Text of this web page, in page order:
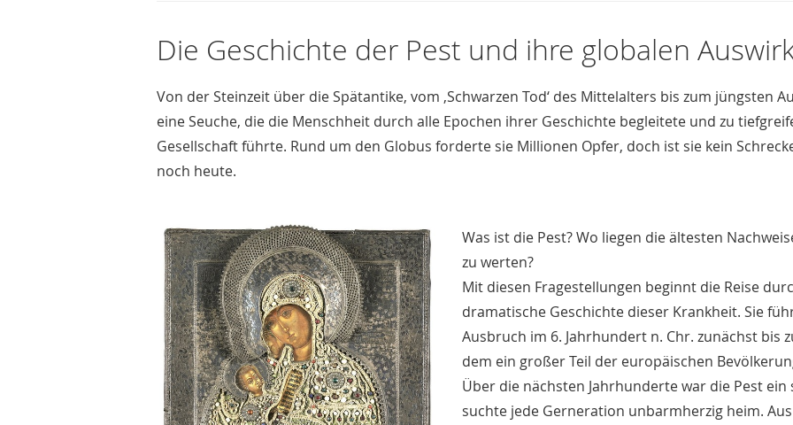
Die Geschichte der Pest und ihre globalen
Von der Steinzeit über die Spätantike, vom ‚Schwarzen Tod‘ des Mittelalters bis zum jüngsten
eine Seuche, die die Menschheit durch alle Epochen ihrer Geschichte begleitete und zu
Gesellschaft führte. Rund um den Globus forderte sie Millionen Opfer, doch ist sie kein
noch heute.
Was ist die Pest? Wo liegen die ältesten
zu werten?
Mit diesen Fragestellungen beginnt die Reise
dramatische Geschichte dieser Krankheit. Sie
Ausbruch im 6. Jahrhundert n. Chr. zunächst bis
dem ein großer Teil der europäischen
Über die nächsten Jahrhunderte war die Pest
suchte jede Gerneration unbarmherzig heim.